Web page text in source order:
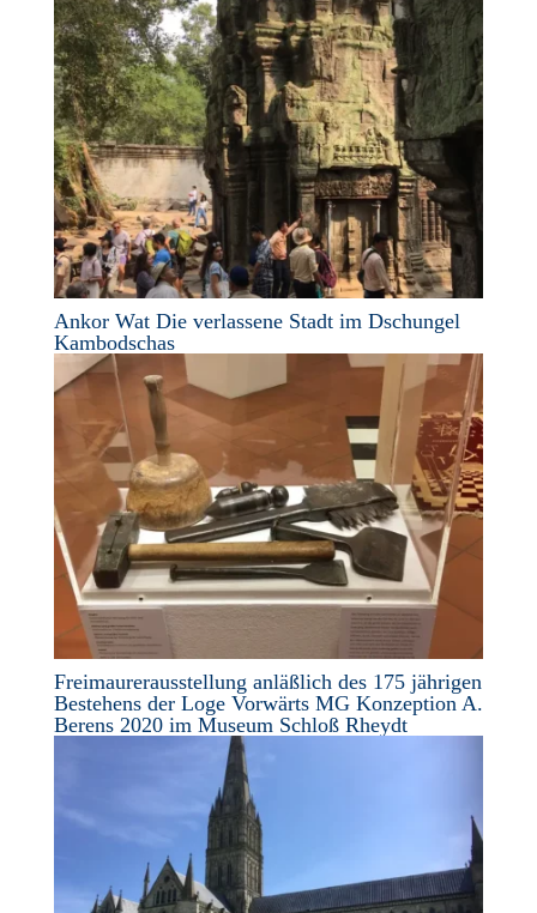
Ankor Wat Die verlassene Stadt im Dschungel
Kambodschas
Freimaurerausstellung anläßlich des 175 jährigen
Bestehens der Loge Vorwärts MG Konzeption A.
Berens 2020 im Museum Schloß Rheydt